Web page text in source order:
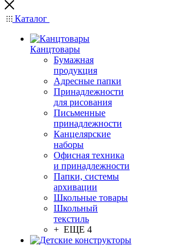
Каталог
Канцтовары
Бумажная
продукция
Адресные папки
Принадлежности
для рисования
Письменные
принадлежности
Канцелярские
наборы
Офисная техника
и принадлежности
Папки, системы
архивации
Школьные товары
Школьный
текстиль
+ ЕЩЕ 4